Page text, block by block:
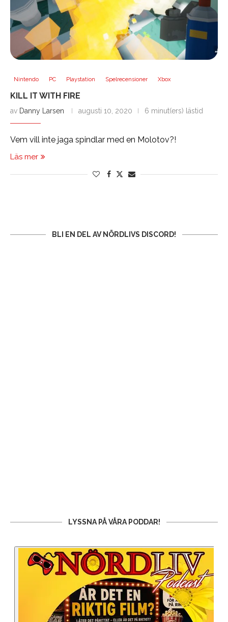
Nintendo PC Playstation Spelrecensioner Xbox
KILL IT WITH FIRE
av Danny Larsen augusti 10, 2020 6 minut(ers) lästid
Vem vill inte jaga spindlar med en Molotov?!
Läs mer
BLI EN DEL AV NÖRDLIVS DISCORD!
LYSSNA PÅ VÅRA PODDAR!